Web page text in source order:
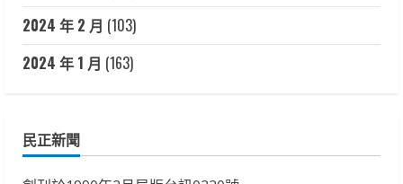
2024 年 2 月 (103)
2024 年 1 月 (163)
民正新聞